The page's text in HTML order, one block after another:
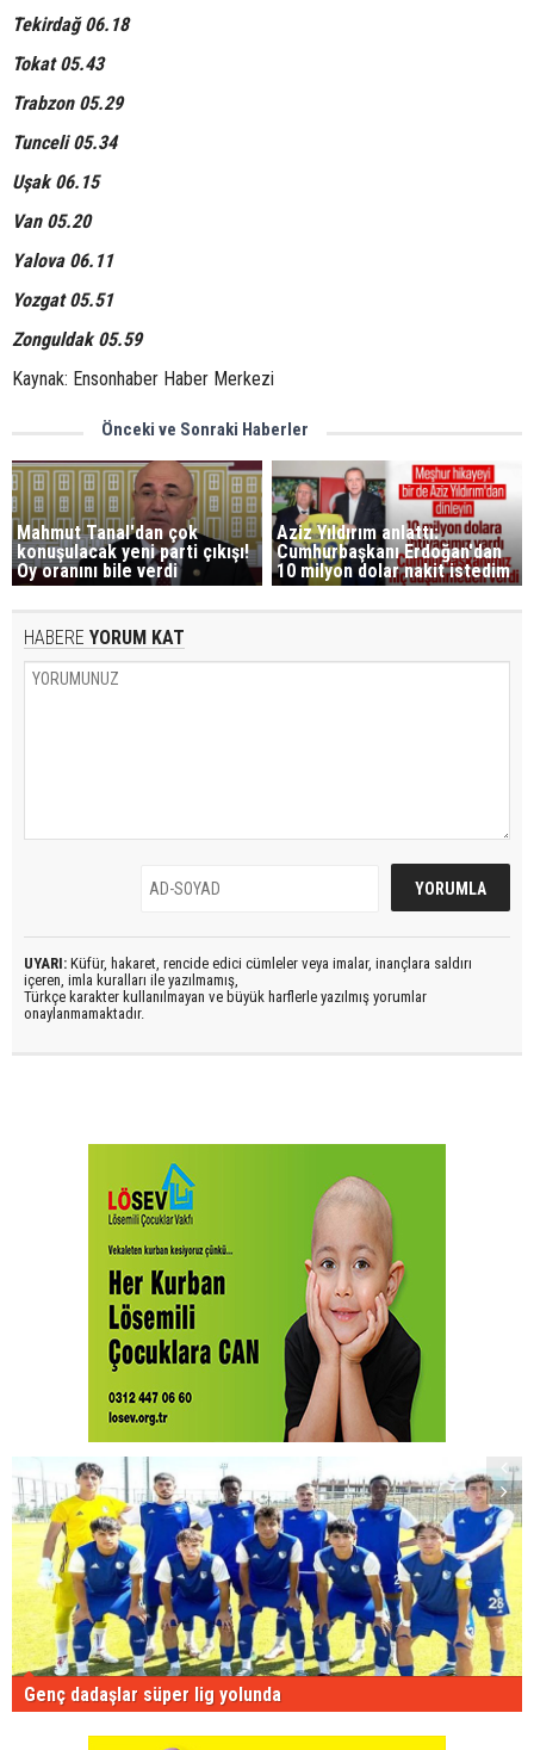
Tekirdağ 06.18
Tokat 05.43
Trabzon 05.29
Tunceli 05.34
Uşak 06.15
Van 05.20
Yalova 06.11
Yozgat 05.51
Zonguldak 05.59
Kaynak: Ensonhaber Haber Merkezi
Önceki ve Sonraki Haberler
Mahmut Tanal'dan çok
konuşulacak yeni parti çıkışı!
Oy oranını bile verdi
Aziz Yıldırım anlattı:
Cumhurbaşkanı Erdoğan'dan
10 milyon dolar nakit istedim
HABERE YORUM KAT
UYARI: Küfür, hakaret, rencide edici cümleler veya imalar, inançlara saldırı
içeren, imla kuralları ile yazılmamış,
Türkçe karakter kullanılmayan ve büyük harflerle yazılmış yorumlar
onaylanmamaktadır.
Genç dadaşlar süper lig yolunda